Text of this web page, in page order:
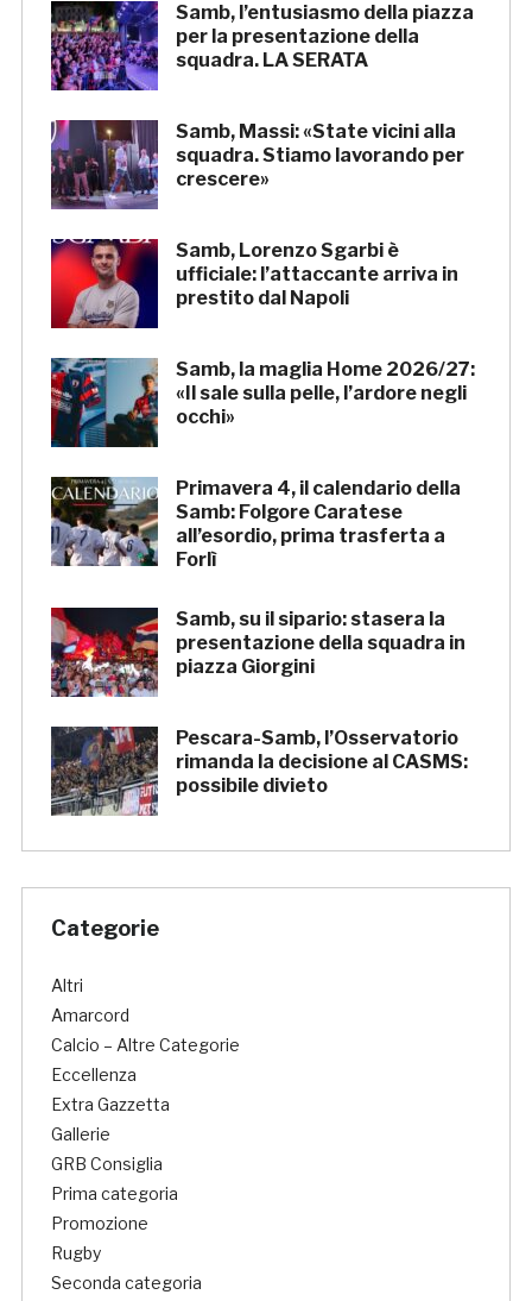
Samb, l’entusiasmo della piazza
per la presentazione della
squadra. LA SERATA
Samb, Massi: «State vicini alla
squadra. Stiamo lavorando per
crescere»
Samb, Lorenzo Sgarbi è
ufficiale: l’attaccante arriva in
prestito dal Napoli
Samb, la maglia Home 2026/27:
«Il sale sulla pelle, l’ardore negli
occhi»
Primavera 4, il calendario della
Samb: Folgore Caratese
all’esordio, prima trasferta a
Forlì
Samb, su il sipario: stasera la
presentazione della squadra in
piazza Giorgini
Pescara-Samb, l’Osservatorio
rimanda la decisione al CASMS:
possibile divieto
Categorie
Altri
Amarcord
Calcio – Altre Categorie
Eccellenza
Extra Gazzetta
Gallerie
GRB Consiglia
Prima categoria
Promozione
Rugby
Seconda categoria